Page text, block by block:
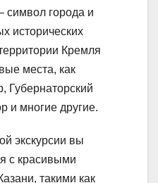
символ города и
исторических
Кремля
места, как
Губернаторский
и многие другие.
экскурсии вы
с красивыми
такими как